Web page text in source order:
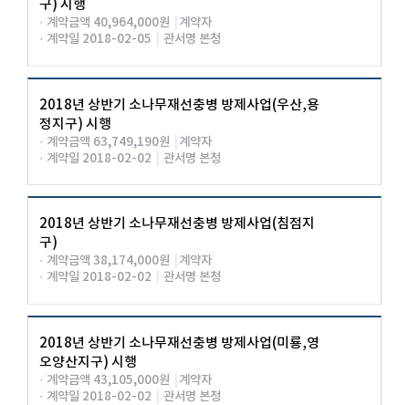
구) 시행
· 계약금액 40,964,000원
계약자
· 계약일 2018-02-05
관서명 본청
2018년 상반기 소나무재선충병 방제사업(우산,용
정지구) 시행
· 계약금액 63,749,190원
계약자
· 계약일 2018-02-02
관서명 본청
2018년 상반기 소나무재선충병 방제사업(침점지
구)
· 계약금액 38,174,000원
계약자
· 계약일 2018-02-02
관서명 본청
2018년 상반기 소나무재선충병 방제사업(미룡,영
오양산지구) 시행
· 계약금액 43,105,000원
계약자
· 계약일 2018-02-02
관서명 본청